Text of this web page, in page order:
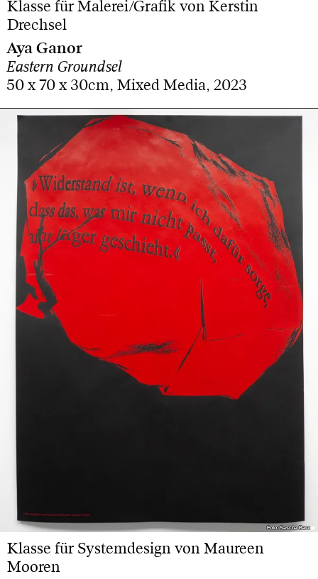
Klasse für Malerei/Grafik von Kerstin
Drechsel
Aya Ganor
Eastern Groundsel
50 x 70 x 30cm, Mixed Media, 2023
Foto: Sascha Barz
Foto: Sascha Barz
Klasse für Systemdesign von Maureen
Mooren